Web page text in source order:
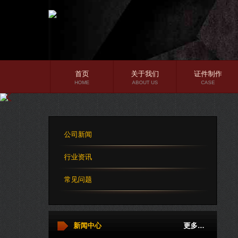
首页
HOME
关于我们
ABOUT US
证件制作
CASE
公司新闻
行业资讯
常见问题
更多…
新闻中心